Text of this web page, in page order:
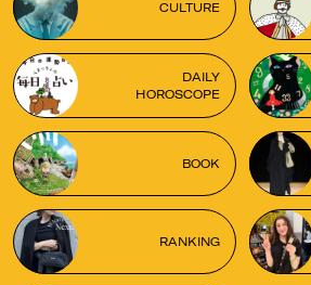
CULTURE
DAILY
HOROSCOPE
BOOK
RANKING